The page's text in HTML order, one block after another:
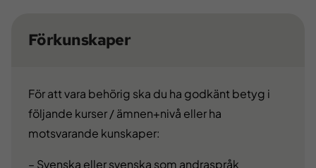
Förkunskaper
För att vara behörig ska du ha godkänt betyg i
följande kurser / ämnen+nivå eller ha
motsvarande kunskaper:
– Svenska eller svenska som andraspråk